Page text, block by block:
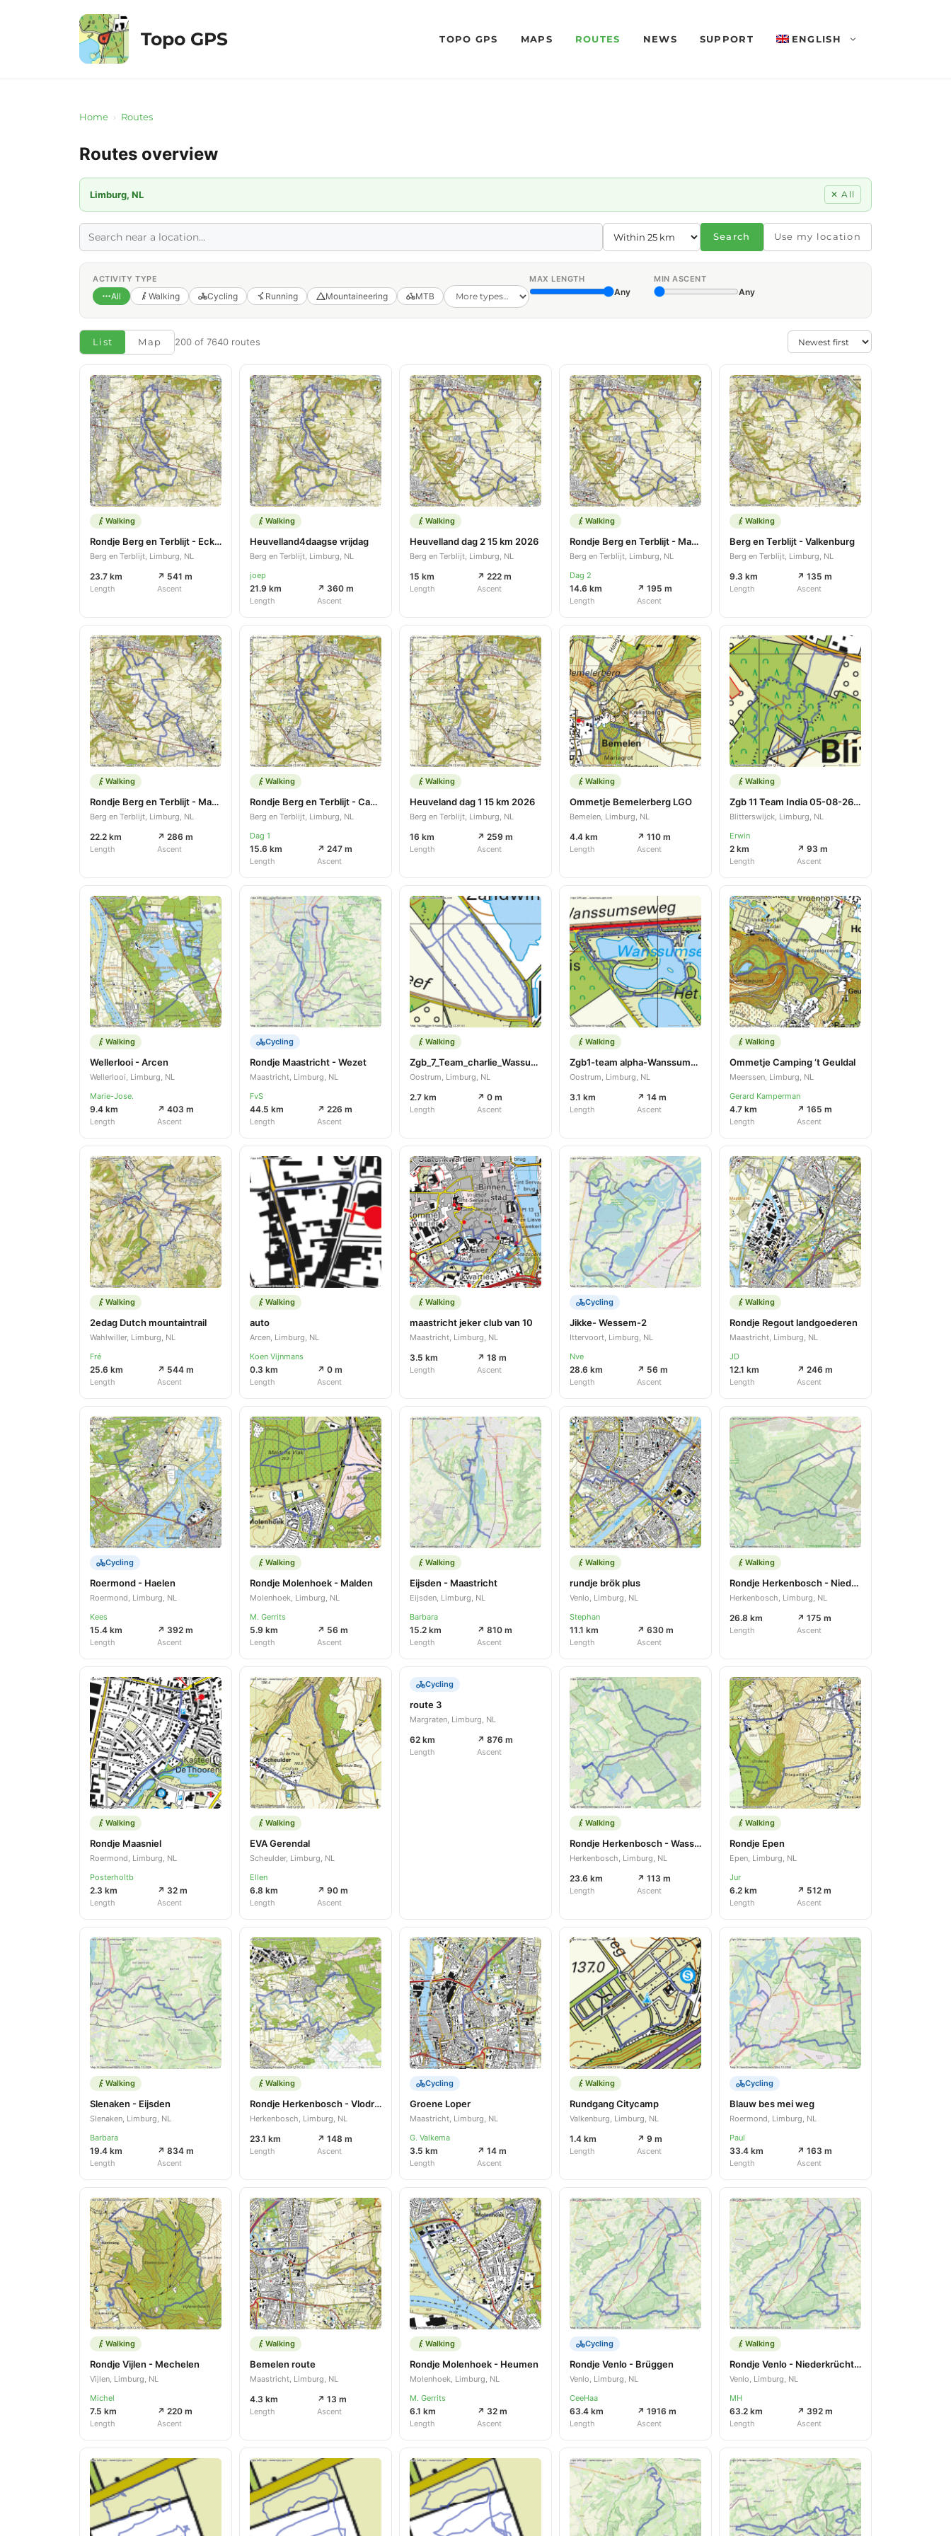
Topo GPS TOPO GPS MAPS ROUTES NEWS SUPPORT ENGLISH
Home › Routes
Routes overview
Limburg, NL ✕ All
Search Use my location
ACTIVITY TYPE
All Walking Cycling Running Mountaineering MTB
MAX LENGTH
Any
MIN ASCENT
Any
List Map 200 of 7640 routes
Walking
Rondje Berg en Terblijt - Eckelrade
Berg en Terblijt, Limburg, NL
23.7 km
Length
↗ 541 m
Ascent
Walking
Heuvelland4daagse vrijdag
Berg en Terblijt, Limburg, NL
joep
21.9 km
Length
↗ 360 m
Ascent
Walking
Heuvelland dag 2 15 km 2026
Berg en Terblijt, Limburg, NL
15 km
Length
↗ 222 m
Ascent
Walking
Rondje Berg en Terblijt - Margraten 15km
Berg en Terblijt, Limburg, NL
Dag 2
14.6 km
Length
↗ 195 m
Ascent
Walking
Berg en Terblijt - Valkenburg
Berg en Terblijt, Limburg, NL
9.3 km
Length
↗ 135 m
Ascent
Walking
Rondje Berg en Terblijt - Margraten
Berg en Terblijt, Limburg, NL
22.2 km
Length
↗ 286 m
Ascent
Walking
Rondje Berg en Terblijt - Cadier en Keer 15km
Berg en Terblijt, Limburg, NL
Dag 1
15.6 km
Length
↗ 247 m
Ascent
Walking
Heuveland dag 1 15 km 2026
Berg en Terblijt, Limburg, NL
16 km
Length
↗ 259 m
Ascent
Walking
Ommetje Bemelerberg LGO
Bemelen, Limburg, NL
4.4 km
Length
↗ 110 m
Ascent
Walking
Zgb 11 Team India 05-08-26 Wanssum Buddy
Blitterswijck, Limburg, NL
Erwin
2 km
Length
↗ 93 m
Ascent
Walking
Wellerlooi - Arcen
Wellerlooi, Limburg, NL
Marie-Jose.
9.4 km
Length
↗ 403 m
Ascent
Cycling
Rondje Maastricht - Wezet
Maastricht, Limburg, NL
FvS
44.5 km
Length
↗ 226 m
Ascent
Walking
Zgb_7_Team_charlie_Wassum_0508_2026
Oostrum, Limburg, NL
2.7 km
Length
↗ 0 m
Ascent
Walking
Zgb1-team alpha-Wanssum-5.8.26
Oostrum, Limburg, NL
3.1 km
Length
↗ 14 m
Ascent
Walking
Ommetje Camping ‘t Geuldal
Meerssen, Limburg, NL
Gerard Kamperman
4.7 km
Length
↗ 165 m
Ascent
Walking
2edag Dutch mountaintrail
Wahlwiller, Limburg, NL
Fré
25.6 km
Length
↗ 544 m
Ascent
Walking
auto
Arcen, Limburg, NL
Koen Vijnmans
0.3 km
Length
↗ 0 m
Ascent
Walking
maastricht jeker club van 10
Maastricht, Limburg, NL
3.5 km
Length
↗ 18 m
Ascent
Cycling
Jikke- Wessem-2
Ittervoort, Limburg, NL
Nve
28.6 km
Length
↗ 56 m
Ascent
Walking
Rondje Regout landgoederen
Maastricht, Limburg, NL
JD
12.1 km
Length
↗ 246 m
Ascent
Cycling
Roermond - Haelen
Roermond, Limburg, NL
Kees
15.4 km
Length
↗ 392 m
Ascent
Walking
Rondje Molenhoek - Malden
Molenhoek, Limburg, NL
M. Gerrits
5.9 km
Length
↗ 56 m
Ascent
Walking
Eijsden - Maastricht
Eijsden, Limburg, NL
Barbara
15.2 km
Length
↗ 810 m
Ascent
Walking
rundje brök plus
Venlo, Limburg, NL
Stephan
11.1 km
Length
↗ 630 m
Ascent
Walking
Rondje Herkenbosch - Niederkrüchten
Herkenbosch, Limburg, NL
26.8 km
Length
↗ 175 m
Ascent
Walking
Rondje Maasniel
Roermond, Limburg, NL
Posterholtb
2.3 km
Length
↗ 32 m
Ascent
Walking
EVA Gerendal
Scheulder, Limburg, NL
Ellen
6.8 km
Length
↗ 90 m
Ascent
Cycling
route 3
Margraten, Limburg, NL
62 km
Length
↗ 876 m
Ascent
Walking
Rondje Herkenbosch - Wassenberg
Herkenbosch, Limburg, NL
23.6 km
Length
↗ 113 m
Ascent
Walking
Rondje Epen
Epen, Limburg, NL
Jur
6.2 km
Length
↗ 512 m
Ascent
Walking
Slenaken - Eijsden
Slenaken, Limburg, NL
Barbara
19.4 km
Length
↗ 834 m
Ascent
Walking
Rondje Herkenbosch - Vlodrop
Herkenbosch, Limburg, NL
23.1 km
Length
↗ 148 m
Ascent
Cycling
Groene Loper
Maastricht, Limburg, NL
G. Valkema
3.5 km
Length
↗ 14 m
Ascent
Walking
Rundgang Citycamp
Valkenburg, Limburg, NL
1.4 km
Length
↗ 9 m
Ascent
Cycling
Blauw bes mei weg
Roermond, Limburg, NL
Paul
33.4 km
Length
↗ 163 m
Ascent
Walking
Rondje Vijlen - Mechelen
Vijlen, Limburg, NL
Michel
7.5 km
Length
↗ 220 m
Ascent
Walking
Bemelen route
Maastricht, Limburg, NL
4.3 km
Length
↗ 13 m
Ascent
Walking
Rondje Molenhoek - Heumen
Molenhoek, Limburg, NL
M. Gerrits
6.1 km
Length
↗ 32 m
Ascent
Cycling
Rondje Venlo - Brüggen
Venlo, Limburg, NL
CeeHaa
63.4 km
Length
↗ 1916 m
Ascent
Walking
Rondje Venlo - Niederkrüchten
Venlo, Limburg, NL
MH
63.2 km
Length
↗ 392 m
Ascent